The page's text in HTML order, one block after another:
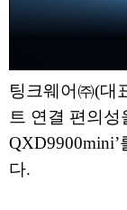
팅크웨어㈜(대
트 연결 편의성
다.